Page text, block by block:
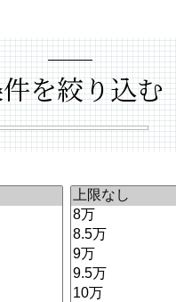
を絞り込む